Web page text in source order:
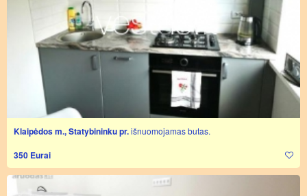
Klaipėdos m., Statybininku pr.išnuomojamas butas.
350 Eurai